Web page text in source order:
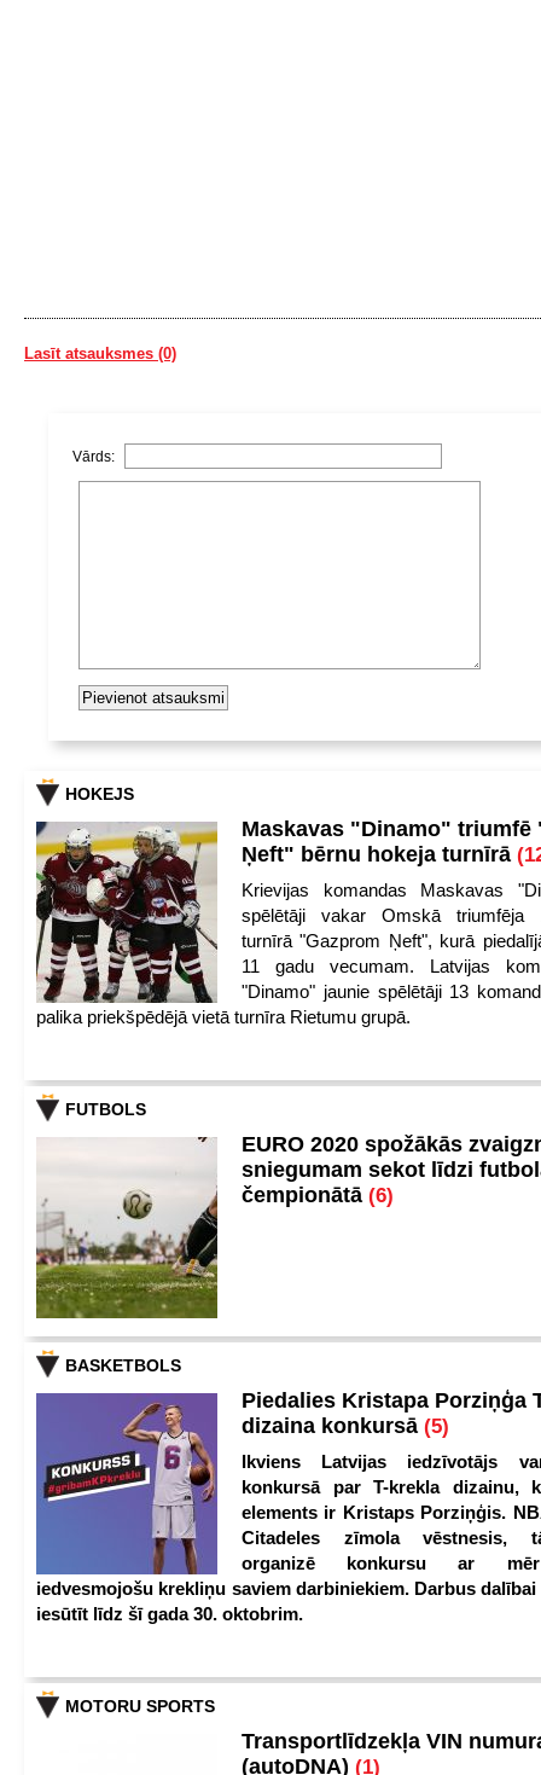
Lasīt atsauksmes (0)
Vārds:
HOKEJS
Maskavas "Dinamo" triumfē
Ņeft" bērnu hokeja turnīrā
Krievijas komandas Maskavas
spēlētāji vakar Omskā triumfēja
turnīrā "Gazprom Ņeft", kurā
11 gadu vecumam. Latvijas
"Dinamo" jaunie spēlētāji 13
palika priekšpēdējā vietā turnīra Rietumu grupā.
FUTBOLS
EURO 2020 spožākās
sniegumam sekot līdzi
čempionātā (6)
BASKETBOLS
Piedalies Kristapa Porziņģa
dizaina konkursā (5)
Ikviens Latvijas iedzīvotājs
konkursā par T-krekla dizainu,
elements ir Kristaps Porziņģis.
Citadeles zīmola vēstnesis,
organizē konkursu ar
iedvesmojošu krekliņu saviem darbiniekiem. Darbus
iesūtīt līdz šī gada 30. oktobrim.
MOTORU SPORTS
Transportlīdzekļa VIN
(autoDNA) (1)